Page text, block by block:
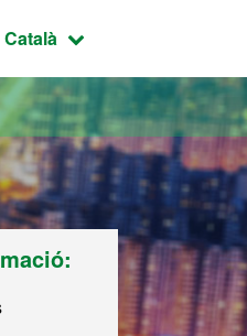
Idioma seleccionat:
Català